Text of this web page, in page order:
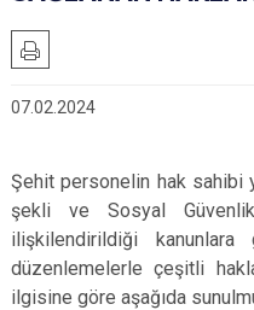
07.02.2024
Şehit personelin hak sahibi
şekli ve Sosyal Güvenlik
ilişkilendirildiği
düzenlemelerle çeşitli
ilgisine göre aşağıda